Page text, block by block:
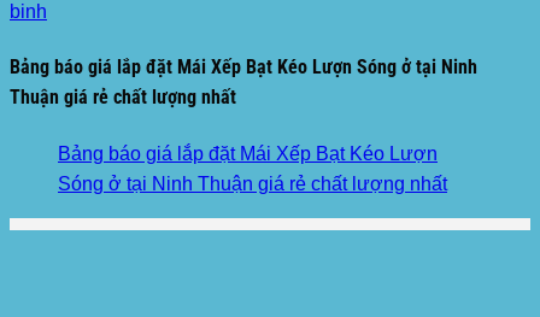
binh
Bảng báo giá lắp đặt Mái Xếp Bạt Kéo Lượn Sóng ở tại Ninh
Thuận giá rẻ chất lượng nhất
Bảng báo giá lắp đặt Mái Xếp Bạt Kéo Lượn
Sóng ở tại Ninh Thuận giá rẻ chất lượng nhất